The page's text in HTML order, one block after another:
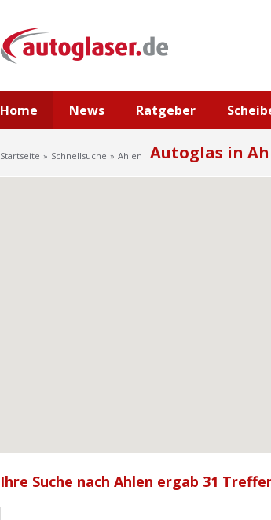
Home News Ratgeber
Startseite Schnellsuche Ahlen Autoglas in
Ihre Suche nach Ahlen ergab 31